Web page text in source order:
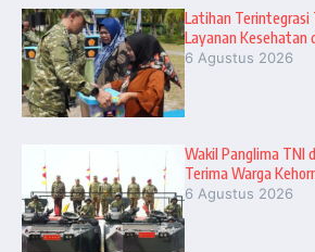
Latihan Terintegrasi
Layanan Kesehatan
6 Agustus 2026
Wakil Panglima TNI
Terima Warga
6 Agustus 2026